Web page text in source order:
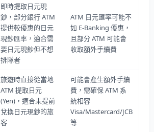
即時提取日元現
鈔，部分銀行 ATM
提供較優惠的日元
現鈔匯率，適合需
要日元現鈔但不想
排隊者
ATM 日元匯率可能不
如 E-Banking 優惠，
且部分 ATM 可能會
收取額外手續費
旅遊時直接從當地
ATM 提取日元
(Yen)，適合未提前
兌換日元現鈔的旅
客
可能會產生額外手續
費，需確保 ATM 系
統相容
Visa/Mastercard/JCB
等